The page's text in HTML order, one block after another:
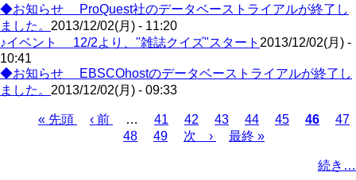
◆お知らせ ProQuest社のデータベーストライアルが終了し
ました。 2013/12/02(月) - 11:20
♪イベント 12/2より、"雑誌クイズ"スタート 2013/12/02(月) -
10:41
◆お知らせ EBSCOhostのデータベーストライアルが終了し
ました。 2013/12/02(月) - 09:33
First
« 先頭
Previous
‹ 前 … Page
41 Page
42 Page
43 Page
44 Page
45
Current
46
47
Page
48 Page
49
Next
次 ›
Last
最終 »
続き…